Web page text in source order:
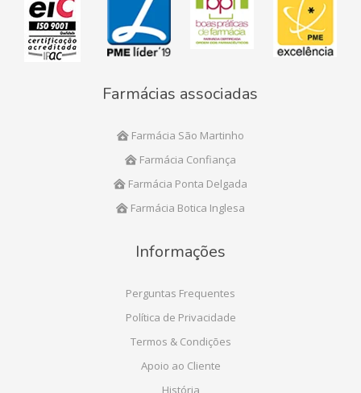
Farmácias associadas
Farmácia São Martinho
Farmácia Confiança
Farmácia Ponta Delgada
Farmácia Botica Inglesa
Informações
Perguntas Frequentes
Política de Privacidade
Termos & Condições
Apoio ao Cliente